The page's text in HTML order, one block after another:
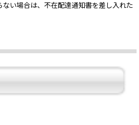
い場合は、不在配達通知書を差し入れた